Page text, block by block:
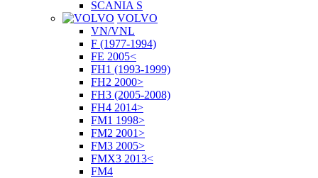
SCANIA S
VOLVO
VN/VNL
F (1977-1994)
FE 2005<
FH1 (1993-1999)
FH2 2000>
FH3 (2005-2008)
FH4 2014>
FM1 1998>
FM2 2001>
FM3 2005>
FMX3 2013<
FM4